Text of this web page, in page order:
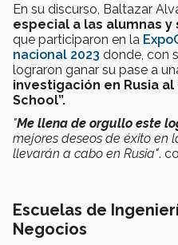
En su discurso, Baltazar
especial a las alumnas
que participaron en la
nacional 2023 donde, con
lograron ganar su pase a
investigación en Rusia
School”.
"Me llena de orgullo este
mejores deseos de éxito en
llevarán a cabo en Rusia".
Escuelas de
Negocios